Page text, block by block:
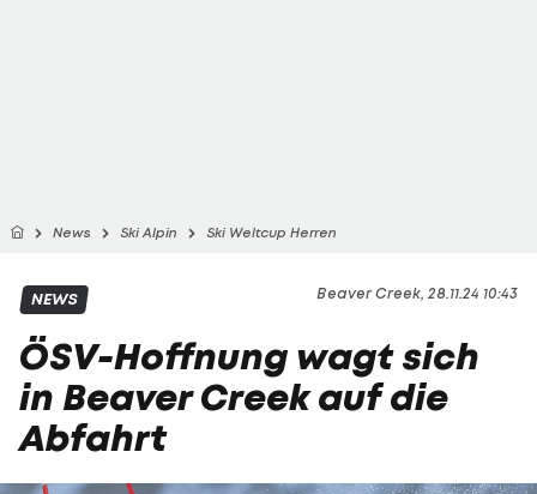
News Ski Alpin Ski Weltcup Herren
Beaver Creek, 28.11.24 10:43
NEWS
ÖSV-Hoffnung wagt sich
in Beaver Creek auf die
Abfahrt